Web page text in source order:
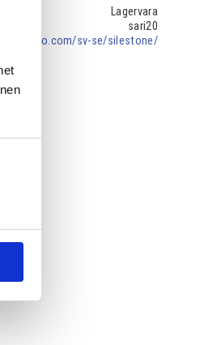
Lagervara
sari20
cosentino.com/sv-se/silestone/